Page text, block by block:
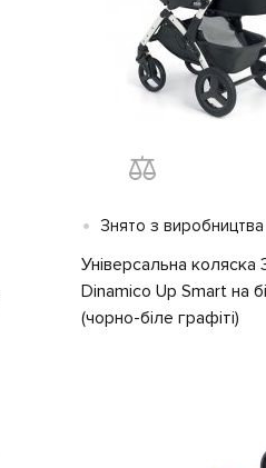
• Знято з виробництва
Універсальна коляска
Dinamico Up Smart на
(чорно-біле графіті)